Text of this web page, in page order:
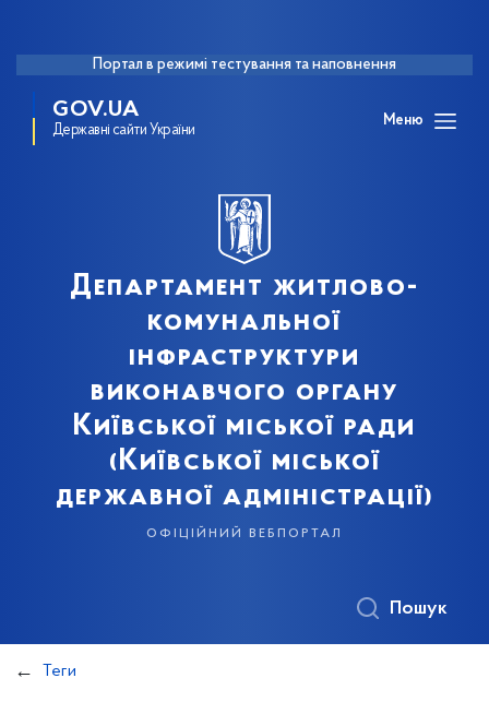
Портал в режимі тестування та наповнення
GOV.UA
Державні сайти України
Меню
Департамент житлово-
комунальної
інфраструктури
виконавчого органу
Київської міської ради
(Київської міської
державної адміністрації)
офіційний вебпортал
Пошук
Теги